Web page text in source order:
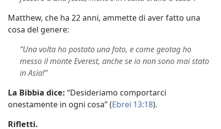
Matthew, che ha 22 anni, ammette di aver fatto una
cosa del genere:
“Una volta ho postato una foto, e come geotag ho
messo il monte Everest, anche se io non sono mai stato
in Asia!”
La Bibbia dice: “Desideriamo comportarci
onestamente in ogni cosa” (Ebrei 13:18).
Rifletti.